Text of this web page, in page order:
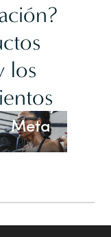
los
Lentes
Oakley
Meta